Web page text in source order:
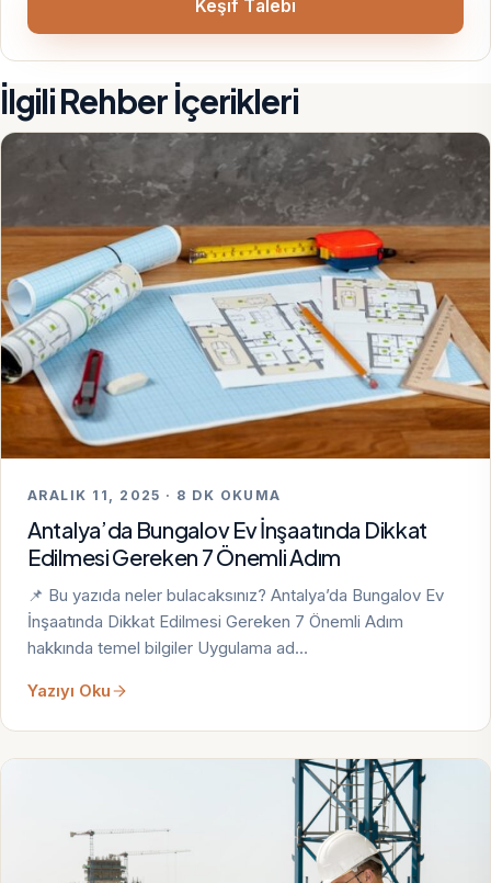
Keşif Talebi
İlgili Rehber İçerikleri
ARALIK 11, 2025 · 8 DK OKUMA
Antalya’da Bungalov Ev İnşaatında Dikkat
Edilmesi Gereken 7 Önemli Adım
📌 Bu yazıda neler bulacaksınız? Antalya’da Bungalov Ev
İnşaatında Dikkat Edilmesi Gereken 7 Önemli Adım
hakkında temel bilgiler Uygulama ad…
Yazıyı Oku